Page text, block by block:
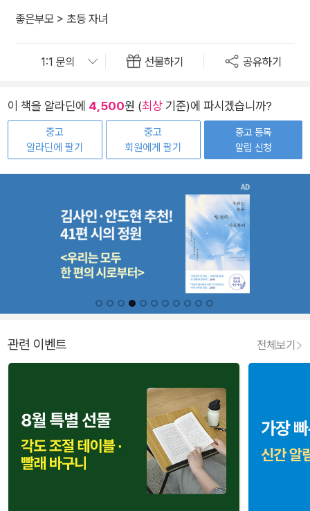
좋은부모 > 초등 자녀
선물하기 공유하기
이 책을 알라딘에 4,500원 (최상 기준)에 파시겠습니까?
중고
알라딘에 팔기
중고
회원에게 팔기
중고 등록
알림 신청
관련 이벤트 전체보기